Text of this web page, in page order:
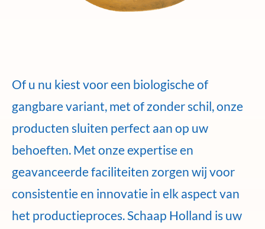
Of u nu kiest voor een biologische of
gangbare variant, met of zonder schil, onze
producten sluiten perfect aan op uw
behoeften. Met onze expertise en
geavanceerde faciliteiten zorgen wij voor
consistentie en innovatie in elk aspect van
het productieproces. Schaap Holland is uw